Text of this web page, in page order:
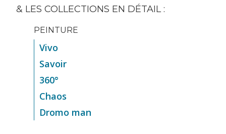
& LES COLLECTIONS EN DÉTAIL :
PEINTURE
Vivo
Savoir
360°
Chaos
Dromo man